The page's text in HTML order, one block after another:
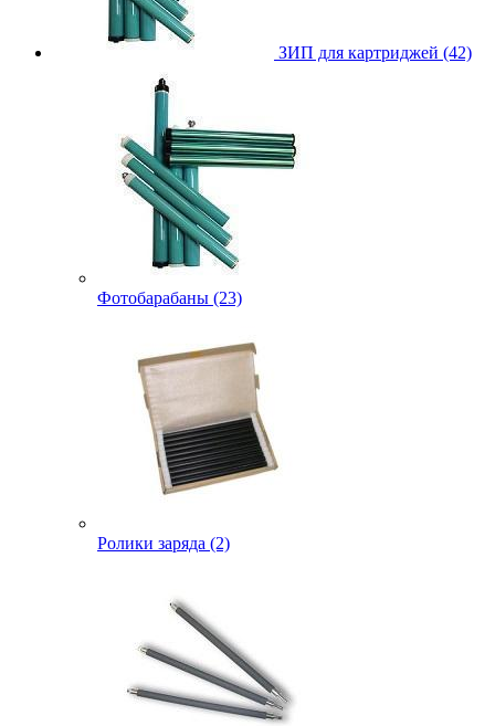
ЗИП для картриджей (42)
Фотобарабаны (23)
Ролики заряда (2)